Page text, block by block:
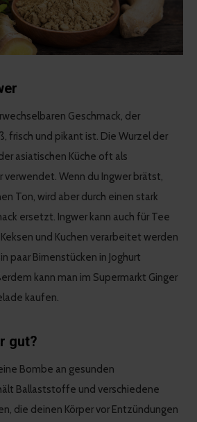
Geschmack, der
frisch und pikant ist. Die Wurzel der
asiatischen Küche oft als
verwendet. Wenn du Ingwer brätst,
Ton, wird aber durch einen stark
ersetzt. Ingwer kann auch für Tee
und Kuchen verarbeitet werden
paar Birnenstücken in Joghurt
kann man im Supermarkt Ginger
kaufen.
gut?
Bombe an gesunden
Ballaststoffe und verschiedene
die deinen Körper vor Entzündungen